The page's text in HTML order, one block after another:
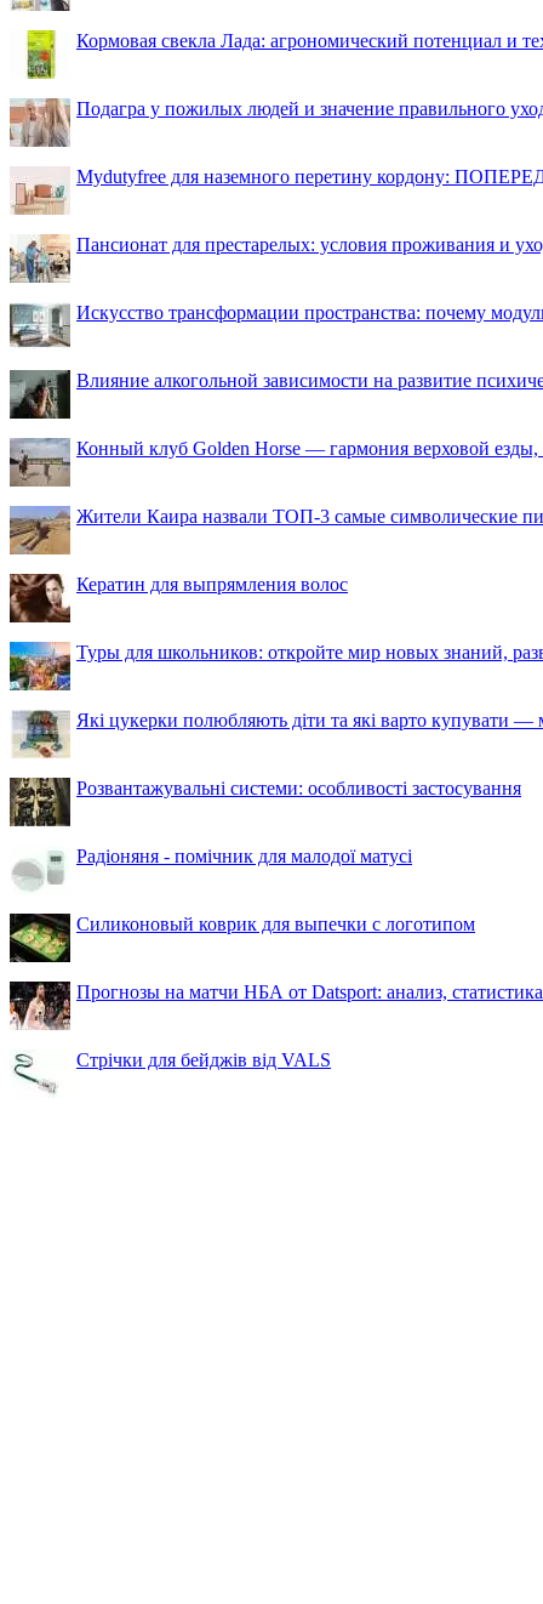
Кормовая свекла Лада: агрономический потенциал и
Подагра у пожилых людей и значение правильного
Mydutyfree для наземного перетину кордону:
Пансионат для престарелых: условия проживания и
Искусство трансформации пространства: почему
Влияние алкогольной зависимости на развитие
Конный клуб Golden Horse — гармония верховой езды,
Жители Каира назвали ТОП-3 самые символические
Кератин для выпрямления волос
Туры для школьников: откройте мир новых знаний,
Які цукерки полюбляють діти та які варто купувати —
Розвантажувальні системи: особливості застосування
Радіоняня - помічник для малодої матусі
Силиконовый коврик для выпечки с логотипом
Прогнозы на матчи НБА от Datsport: анализ,
Стрічки для бейджів від VALS